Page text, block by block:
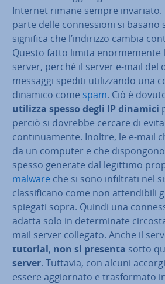
Internet rimane sempre
parte delle con­nes­sio­ni si basano
significa che l’indirizzo cambia
Questo fatto limita enor­me­men­te
server, perché il server e-mail del
messaggi spediti uti­liz­zan­do una
dinamico come spam. Ciò è
utilizza spesso degli IP dinamici
perciò si dovrebbe cercare di
con­ti­nua­men­te. Inoltre, le e-mail
da un computer e che
spesso generate dal legittimo
malware che si sono in­fil­tra­ti nel
clas­si­fi­ca­no come non at­ten­di­bi­li
spiegati sopra. Quindi una
adatta solo in de­ter­mi­na­te
mail server collegato. Anche il
tutorial, non si presenta sotto
server. Tuttavia, con alcuni
essere ag­gior­na­to e tra­sfor­ma­to